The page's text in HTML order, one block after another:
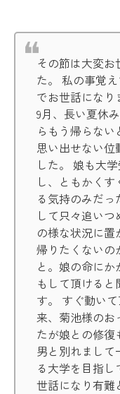
その節は大変お
た。 私の事覚
でお世話にな
9月、長い夏休
らもう帰らな
思い出せない位
した。 娘も大
し、ともかく
る気持のみだ
して只々追い
の様な状況に
帰りたくないの
と。娘の命に
もして頂ける
す。 すぐ動い
来、菊池様のお
たが娘との修復
男と別れまして
る大学を目指
世話になり有難